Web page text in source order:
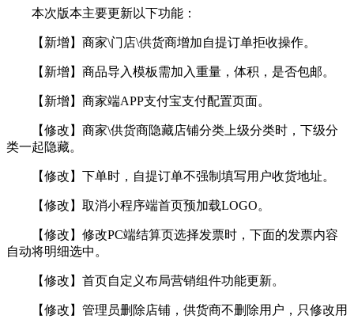
本次版本主要更新以下功能：
【新增】商家\门店\供货商增加自提订单拒收操作。
【新增】商品导入模板需加入重量，体积，是否包邮。
【新增】商家端APP支付宝支付配置页面。
【修改】商家\供货商隐藏店铺分类上级分类时，下级分
类一起隐藏。
【修改】下单时，自提订单不强制填写用户收货地址。
【修改】取消小程序端首页预加载LOGO。
【修改】修改PC端结算页选择发票时，下面的发票内容
自动将明细选中。
【修改】首页自定义布局营销组件功能更新。
【修改】管理员删除店铺，供货商不删除用户，只修改用